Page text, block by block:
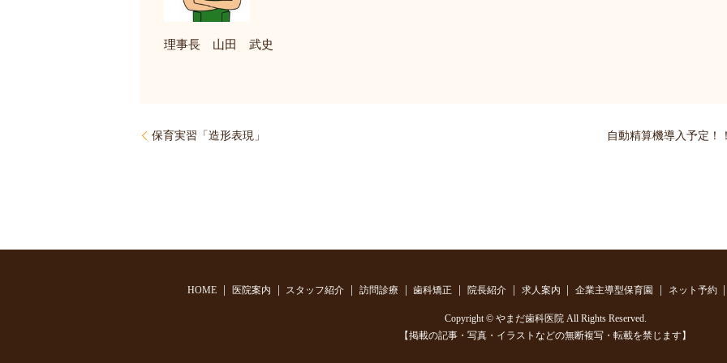
理事長 山田 武史
保育実習「造形表現」 自動精算機導入予定！！
HOME 医院案内 スタッフ紹介 訪問診療 歯科矯正 院長紹介 求人案内 企業主導型保育園 ネット予約
Copyright © やまだ歯科医院 All Rights Reserved.
【掲載の記事・写真・イラストなどの無断複写・転載を禁じます】